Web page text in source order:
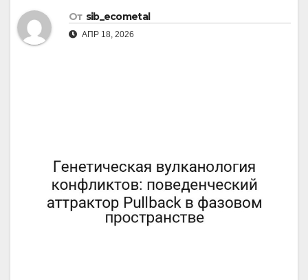
От sib_ecometal
АПР 18, 2026